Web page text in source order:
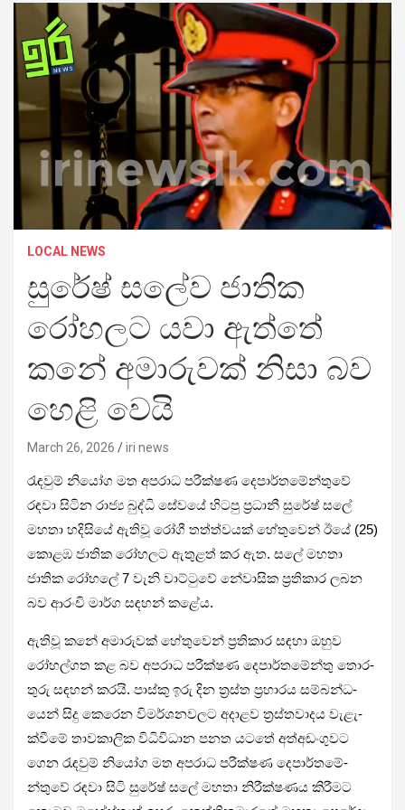
LOCAL NEWS
සුරේෂ් සලේව ජාතික
රෝහලට යවා ඇත්තේ
කනේ අමාරුවක් නිසා බව
හෙළි වෙයි
March 26, 2026 iri news
රැඳ­වුම් නියෝග මත අප­රාධ පරී­ක්ෂණ දෙපා­ර්ත­මේ­න්තුවේ
රඳවා සිටින රාජ්‍ය බුද්ධි සේවයේ හිටපු ප්‍රධානී සුරේෂ් සලේ
මහතා හදි­සියේ ඇතිවූ රෝගී තත්ත්ව­යක් හේතු­වෙන් ඊයේ (25)
කොළඹ ජාතික රෝහ­ලට ඇතු­ළත් කර ඇත. සලේ මහතා
ජාතික රෝහලේ 7 වැනි වාට්ටුවේ නේවා­සික ප්‍රති­කාර ලබන
බව ආරංචි මාර්ග සඳ­හන් කළේය.
ඇතිවූ කනේ අමා­රු­වක් හේතු­වෙන් ප්‍රති­කාර සඳහා ඔහුව
රෝහ­ල්ගත කළ බව අප­රාධ පරී­ක්ෂණ දෙපා­ර්ත­මේන්තු තොර­
තුරු සඳ­හන් කරයි. පාස්කු ඉරු දින ත්‍රස්ත ප්‍රහා­රය සම්බ­න්ධ­
යෙන් සිදු කෙරෙන විම­ර්ශ­න­ව­ලට අදා­ළව ත්‍රස්ත­වා­දය වැළැ­
ක්වීමේ තාව­කා­ලික විධි­වි­ධාන පනත යටතේ අත්අ­ඩං­ගු­වට
ගෙන රැඳ­වුම් නියෝග මත අප­රාධ පරී­ක්ෂණ දෙපා­ර්ත­මේ­
න්තුවේ රඳවා සිටි සුරේෂ් සලේ මහතා නිරී­ක්ෂ­ණය කිරී­මට